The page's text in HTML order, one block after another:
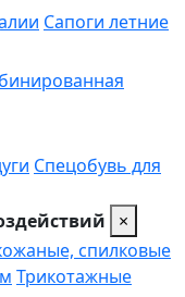
Сапоги летние
Спецобувь для
×
спилковые
Трикотажные